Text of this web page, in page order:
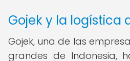
Gojek y la logística
Gojek, una de las
grandes de Indonesia,